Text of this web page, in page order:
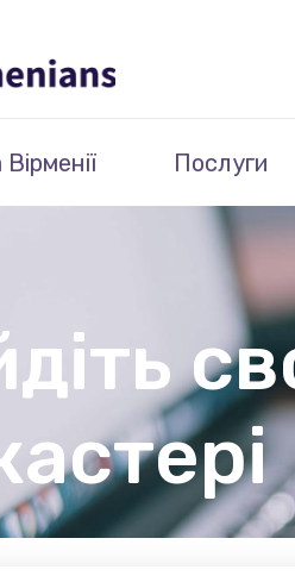
Послуги